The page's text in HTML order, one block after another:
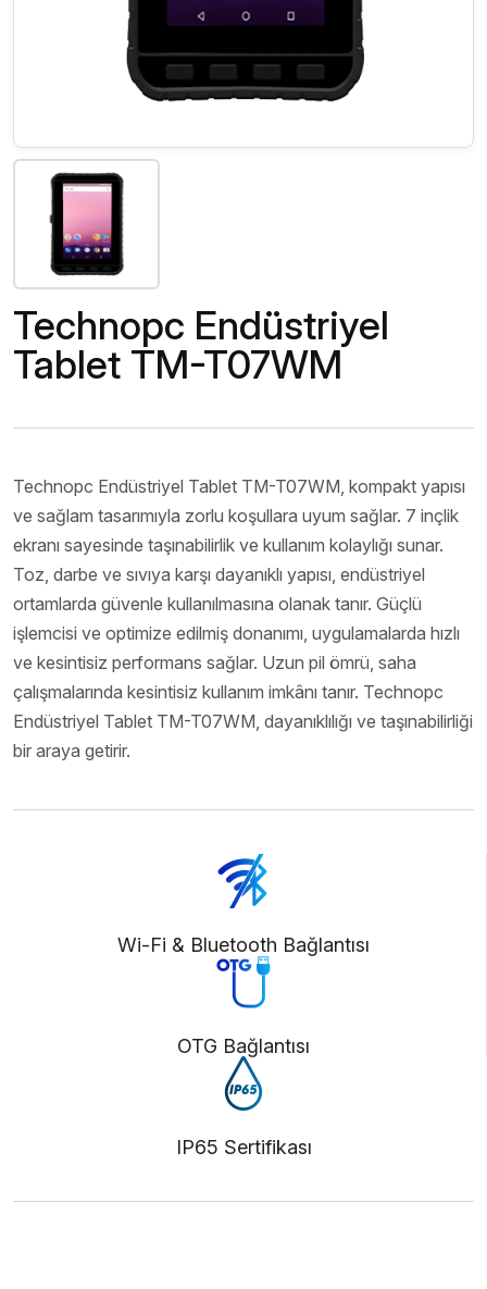
Technopc Endüstriyel
Tablet TM-T07WM
Technopc Endüstriyel Tablet TM-T07WM, kompakt yapısı
ve sağlam tasarımıyla zorlu koşullara uyum sağlar. 7 inçlik
ekranı sayesinde taşınabilirlik ve kullanım kolaylığı sunar.
Toz, darbe ve sıvıya karşı dayanıklı yapısı, endüstriyel
ortamlarda güvenle kullanılmasına olanak tanır. Güçlü
işlemcisi ve optimize edilmiş donanımı, uygulamalarda hızlı
ve kesintisiz performans sağlar. Uzun pil ömrü, saha
çalışmalarında kesintisiz kullanım imkânı tanır. Technopc
Endüstriyel Tablet TM-T07WM, dayanıklılığı ve taşınabilirliği
bir araya getirir.
Wi-Fi & Bluetooth Bağlantısı
OTG Bağlantısı
IP65 Sertifikası